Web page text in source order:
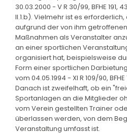
30.03.2000 - V R 30/99, BFHE 191,
II.1.b). Vielmehr ist es
aufgrund der von ihm
Maßnahmen als Veranstalter
an einer sportlichen
organisiert hat, beispielsweise
Form einer sportlichen
vom 04.05.1994 - XI R 109/90, BFHE
Danach ist zweifelhaft, ob ein
Sportanlagen an die Mitglieder
vom Verein gestellten Trainer
überlassen werden, von dem
Veranstaltung umfasst ist.